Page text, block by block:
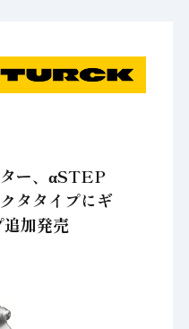
ー、αSTEP
タタイプにギ
加発売